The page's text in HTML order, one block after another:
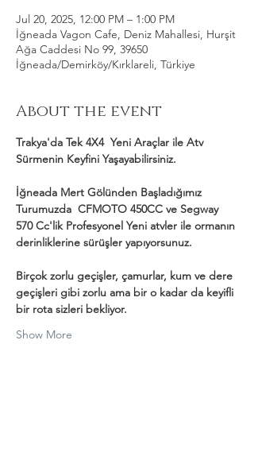
Jul 20, 2025, 12:00 PM – 1:00 PM
İğneada Vagon Cafe, Deniz Mahallesi, Hurşit
Ağa Caddesi No 99, 39650
İğneada/Demirköy/Kırklareli, Türkiye
About the event
Trakya'da Tek 4X4  Yeni Araçlar ile Atv
Sürmenin Keyfini Yaşayabilirsiniz.
İğneada Mert Gölünden Başladığımız
Turumuzda  CFMOTO 450CC ve Segway
570 Cc'lik Profesyonel Yeni atvler ile ormanın
derinliklerine sürüşler yapıyorsunuz.
Birçok zorlu geçişler, çamurlar, kum ve dere
geçişleri gibi zorlu ama bir o kadar da keyifli
bir rota sizleri bekliyor.
Show More